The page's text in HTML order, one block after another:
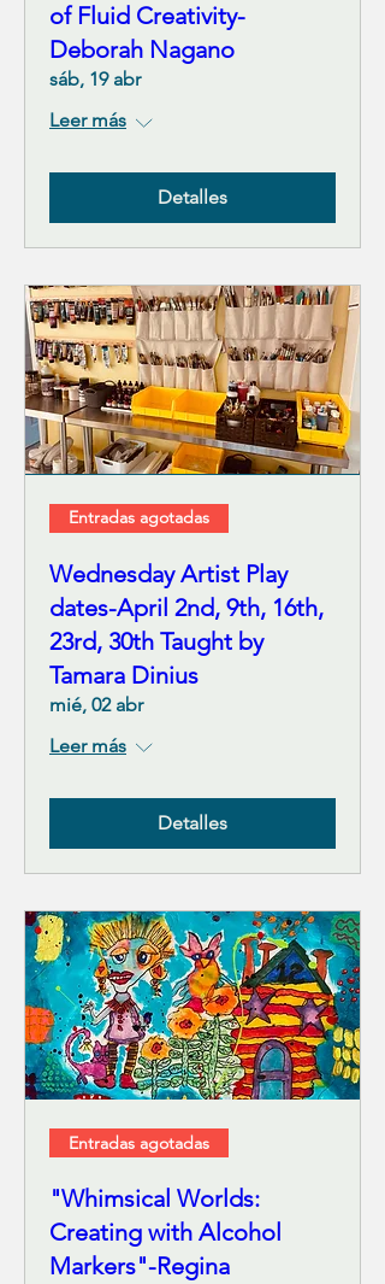
of Fluid Creativity-
Deborah Nagano
sáb, 19 abr
Leer más
Detalles
Entradas agotadas
Wednesday Artist Play
dates-April 2nd, 9th, 16th,
23rd, 30th Taught by
Tamara Dinius
mié, 02 abr
Leer más
Detalles
Entradas agotadas
"Whimsical Worlds:
Creating with Alcohol
Markers"-Regina